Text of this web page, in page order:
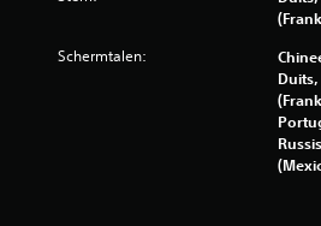
Schermtalen: